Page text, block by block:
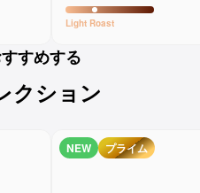
Light Roast
すめする
クション
NEW プライム